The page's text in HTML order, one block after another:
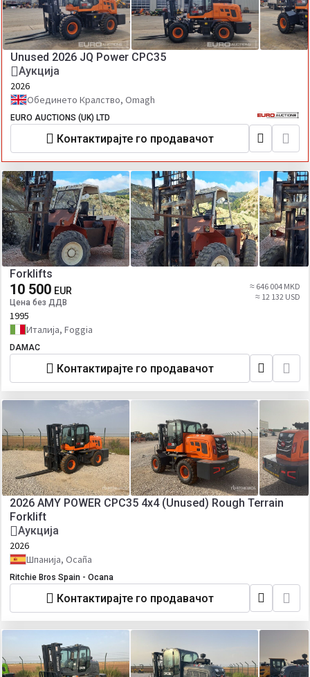
Unused 2026 JQ Power CPC35
Аукција
2026
Обединето Кралство, Omagh
EURO AUCTIONS (UK) LTD
Контактирајте го продавачот
Forklifts
10 500 EUR
Цена без ДДВ
≈ 646 004 MKD
≈ 12 132 USD
1995
Италија, Foggia
DAMAC
Контактирајте го продавачот
2026 AMY POWER CPC35 4x4 (Unused) Rough Terrain
Forklift
Аукција
2026
Шпанија, Ocaña
Ritchie Bros Spain - Ocana
Контактирајте го продавачот